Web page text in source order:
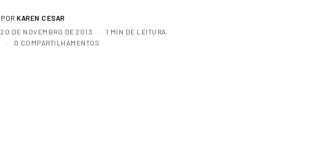
POR KAREN CESAR
20 DE NOVEMBRO DE 2013
1 MIN DE LEITURA
0 COMPARTILHAMENTOS